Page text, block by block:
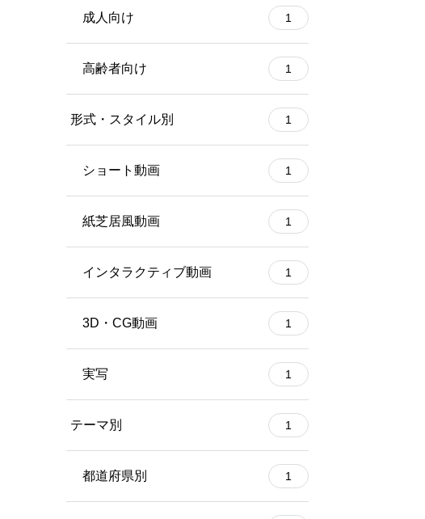
成人向け 1
高齢者向け 1
形式・スタイル別 1
ショート動画 1
紙芝居風動画 1
インタラクティブ動画 1
3D・CG動画 1
実写 1
テーマ別 1
都道府県別 1